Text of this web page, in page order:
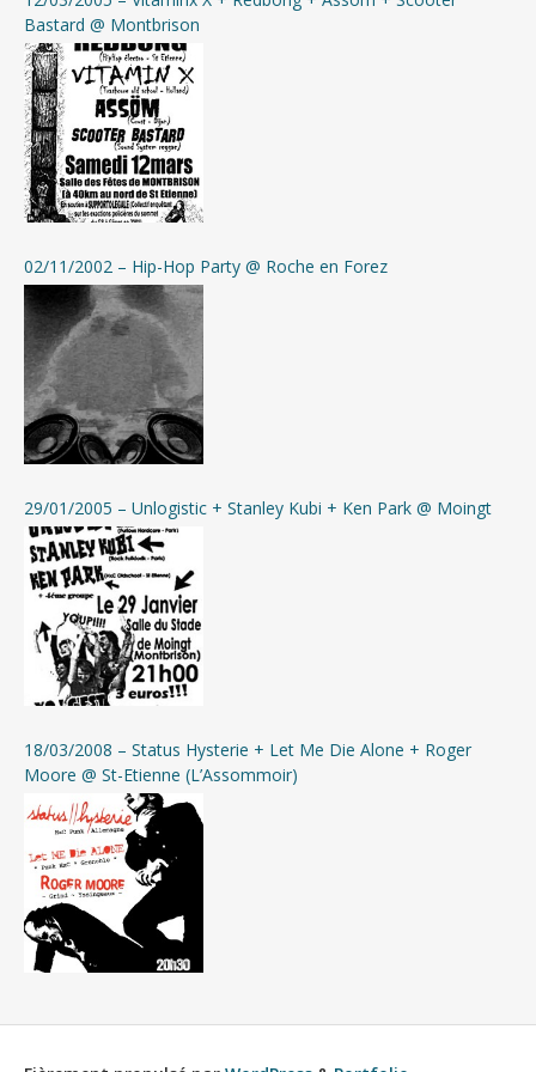
Bastard @ Montbrison
02/11/2002 – Hip-Hop Party @ Roche en Forez
29/01/2005 – Unlogistic + Stanley Kubi + Ken Park @ Moingt
18/03/2008 – Status Hysterie + Let Me Die Alone + Roger
Moore @ St-Etienne (L’Assommoir)